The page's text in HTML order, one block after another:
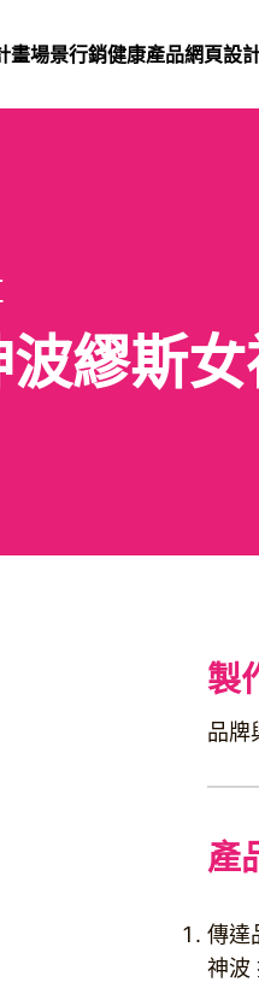
畫場景行銷健康產品網頁設
繆斯
製
品牌
產
傳達
神波